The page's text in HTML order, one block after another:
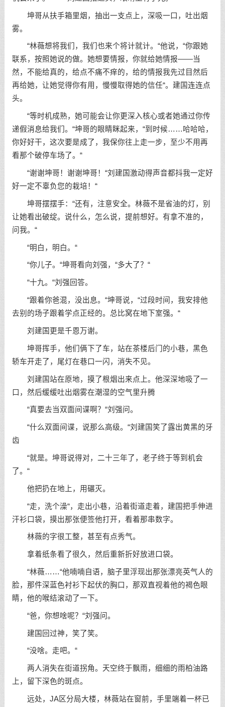
坤哥从扶手箱里烟，抽出一支点上，深吸一口，吐出烟
雾。
“林薇想将我们，我们也来个将计就计。“他说，“你跟她
联系，按照她说的做。她想要情报，你就给她情报——当
然，不能给真的，给点不痛不痒的，给的情报我先过目然后
再给她，让她觉得你有用，慢慢取得她的信任“。建国连连点
头。
“等时机成熟，她可能会让你更深入核心或者她通过你传
递假消息给我们。“坤哥的眼睛眯起来，“到时候……哈哈哈，
你好好干，这次要是成了，我保你往上走一步，至少不用再
看那个破停车场了。“
“谢谢坤哥！谢谢坤哥！“刘建国激动得声音都抖我一定好
好一定不辜负您的栽培！“
坤哥摆摆手：“还有，注意安全。林薇不是省油的灯，别
让她看出破绽。说什么，怎么说，提前想好。有拿不准的，
问我。“
“明白，明白。“
“你儿子。“坤哥看向刘强，“多大了？“
“十九。“刘强回答。
“跟着你爸混，没出息。“坤哥说，“过段时间，我安排他
去别的场子跟着学点正经的。总比窝在地下室强。“
刘建国更是千恩万谢。
坤哥挥手，他们俩下了车，站在茶楼后门的小巷，黑色
轿车开走了，尾灯在巷口一闪，消失不见。
刘建国站在原地，摸了根烟出来点上。他深深地吸了一
口，然后缓缓吐出烟雾在潮湿的空气里升腾
“真要去当双面间谍啊？“刘强问。
“什么双面间谍，说那么高级。“刘建国笑了露出黄黑的牙
齿
“就是。坤哥说得对，二十三年了，老子终于等到机会
了。“
他把扔在地上，用碾灭。
“走，洗个澡“，走出小巷，沿着街道走着，建国把手伸进
汗衫口袋，摸出那张便签他打开，看着那串数字。
林薇的字很工整，甚至有点秀气。
拿着纸条看了很久，然后重新折好放进口袋。
“林薇……“他喃喃自语，脑子里浮现出那张漂亮英气人的
脸，那件深蓝色衬衫下起伏的胸口，那双直视着他的褐色眼
睛，他的喉结滚动了一下。
“爸，你想啥呢？“刘强问。
建国回过神，笑了笑。
“没啥。走吧。“
两人消失在街道拐角。天空终于飘雨，细细的雨柏油路
上，留下深色的斑点。
远处，JA区分局大楼，林薇站在窗前，手里端着一杯已